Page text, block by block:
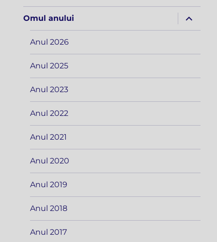
Omul anului
extinde
meniul
copil
Anul 2026
Anul 2025
Anul 2023
Anul 2022
Anul 2021
Anul 2020
Anul 2019
Anul 2018
Anul 2017